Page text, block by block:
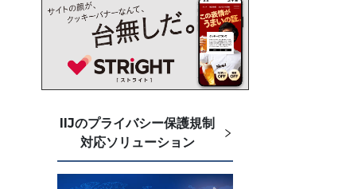
IIJのプライバシー保護規制
対応ソリューション